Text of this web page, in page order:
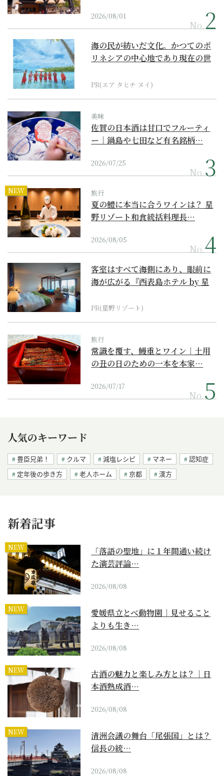
2026/08/01
No.
海の民が紡いだ文化。かつてのポ
リネシアの中心地であり現在の世
PR(エア タヒチ ヌイ)
美味
佐賀の日本酒は甘口でフルーティ
ー｜鍋島や七田など有名銘柄…
2026/07/25
No.
NEW 旅行
夏の鱧に本当に合うワインは？ 星
野リゾート和食統括料理長…
2026/08/05
No.
客室はすべて海側にあり、眼前に
海が広がる『西表島ホテル by 星
PR(星野リゾート)
旅行
常識を覆す、鰻重とワイン｜土用
の丑の日のための一本を本家…
2026/07/17
No.
人気のキーワード
豊臣兄弟！ クルマ 減塩レシピ マネー
認知症
定年後の歩き方
老人ホーム 京都 漢方
新着記事
NEW
「落語の聖地」に１年間通い続け
た演芸評論…
2026/08/08
NEW
愛媛県立とべ動物園｜見せること
よりも生き…
2026/08/08
NEW
古酒の魅力と楽しみ方とは？｜日
本酒熟成酒…
2026/08/08
NEW
清洲会議の舞台「尾張国」とは？
信長の統…
2026/08/08